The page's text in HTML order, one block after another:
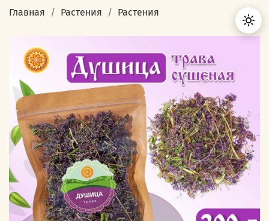
Главная Растения Растения